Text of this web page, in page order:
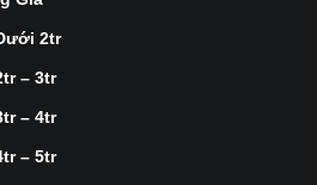
2tr
– 3tr
– 4tr
– 5tr